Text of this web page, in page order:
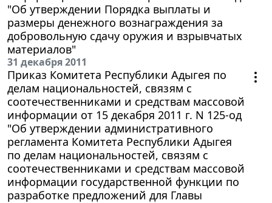
"Об утверждении Порядка выплаты и
размеры денежного вознаграждения за
добровольную сдачу оружия и взрывчатых
материалов"
31 декабря 2011
Приказ Комитета Республики Адыгея по
делам национальностей, связям с
соотечественниками и средствам массовой
информации от 15 декабря 2011 г. N 125-од
"Об утверждении административного
регламента Комитета Республики Адыгея
по делам национальностей, связям с
соотечественниками и средствам массовой
информации государственной функции по
разработке предложений для Главы